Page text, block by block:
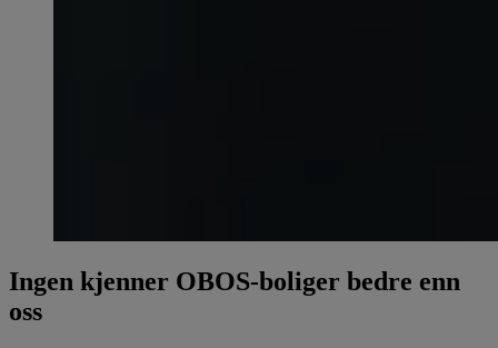
Ingen kjenner OBOS-boliger bedre enn
oss